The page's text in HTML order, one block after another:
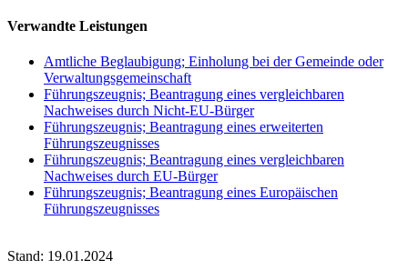
Verwandte Leistungen
Amtliche Beglaubigung; Einholung bei der Gemeinde oder
Verwaltungsgemeinschaft
Führungszeugnis; Beantragung eines vergleichbaren
Nachweises durch Nicht-EU-Bürger
Führungszeugnis; Beantragung eines erweiterten
Führungszeugnisses
Führungszeugnis; Beantragung eines vergleichbaren
Nachweises durch EU-Bürger
Führungszeugnis; Beantragung eines Europäischen
Führungszeugnisses
Stand: 19.01.2024